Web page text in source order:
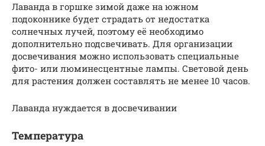
Лаванда в горшке зимой даже на южном
подоконнике будет страдать от недостатка
солнечных лучей, поэтому её необходимо
дополнительно подсвечивать. Для организации
досвечивания можно использовать специальные
фито- или люминесцентные лампы. Световой день
для растения должен составлять не менее 10 часов.
Лаванда нуждается в досвечивании
Температура